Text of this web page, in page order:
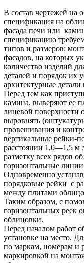
В состав чертежей на
спецификация на
фасада печи или
спецификацию
типов и размеров;
фасадов, на которых
количество изделий
деталей и порядок их
архитектурные
Перед тем как
камина, выверяют ее
лицевой поверхности
выровнять
провешивания и
вертикальные рейки-
расстоянии 1,0—1,5 м
разметку всех рядов
горизонтальные
Одновременно
порядковые рейки с
между плитами
Таким образом, с
горизонтальных реек
облицовки.
Перед началом работ
установке на место.
по маркам, номерам и
маркировкой на